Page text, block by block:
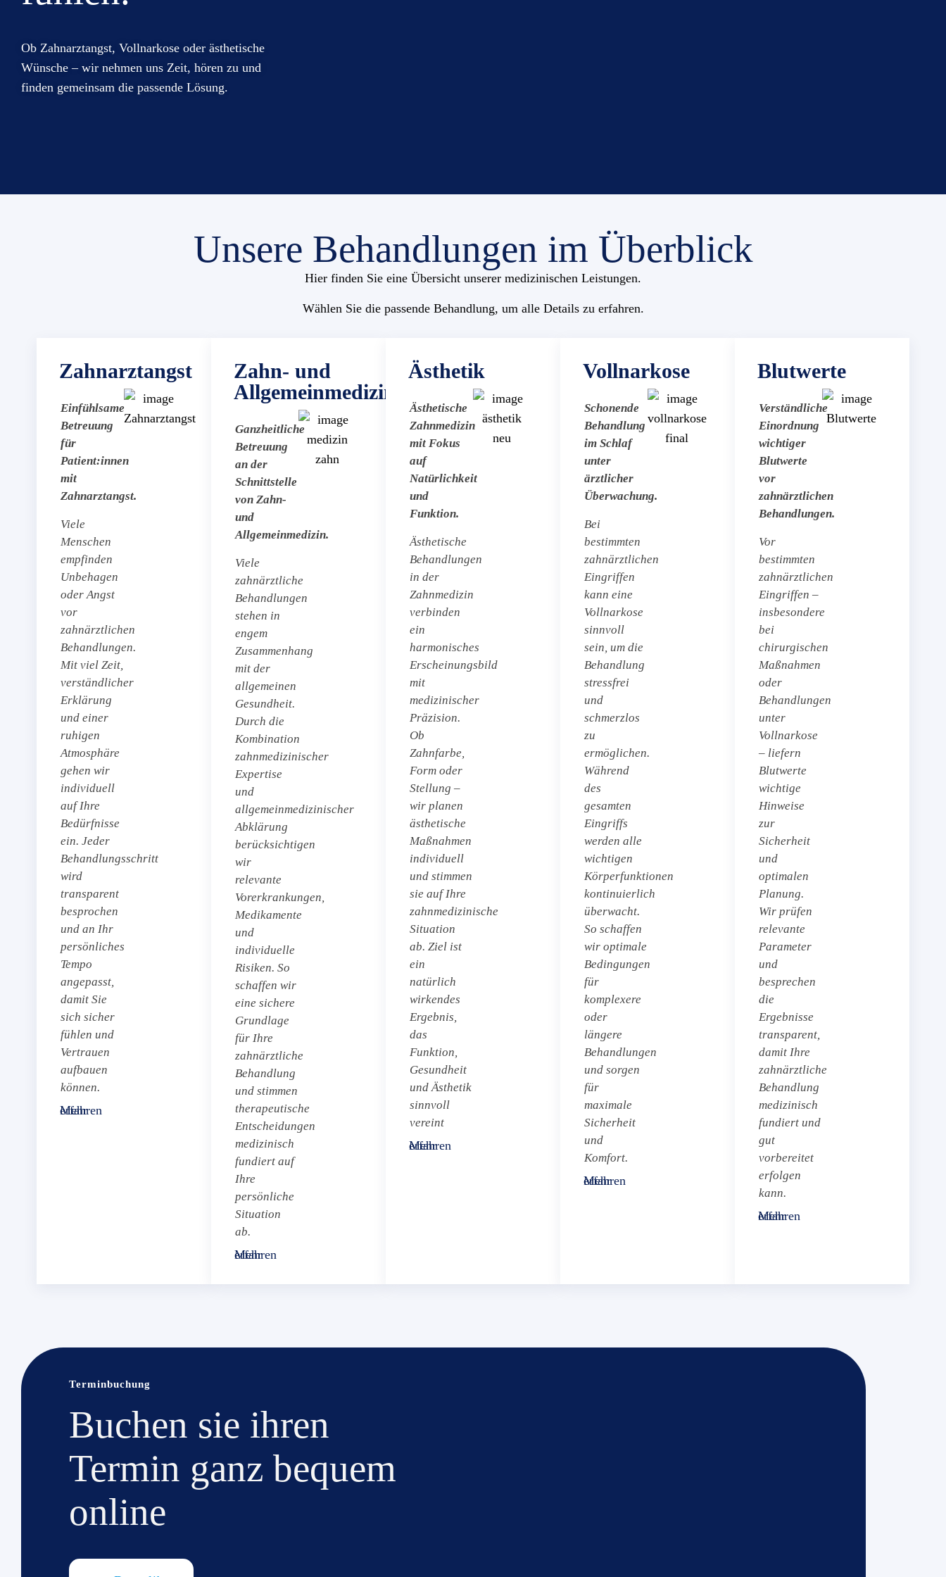
Ob Zahnarztangst, Vollnarkose oder ästhetische
Wünsche – wir nehmen uns Zeit, hören zu und
finden gemeinsam die passende Lösung.
Unsere Behandlungen im Überblick
Hier finden Sie eine Übersicht unserer medizinischen Leistungen.
Wählen Sie die passende Behandlung, um alle Details zu erfahren.
Zahnarztangst
Einfühlsame
Betreuung
für
Patient:innen
mit
Zahnarztangst.
Viele
Menschen
empfinden
Unbehagen
oder Angst
vor
zahnärztlichen
Behandlungen.
Mit viel Zeit,
verständlicher
Erklärung
und einer
ruhigen
Atmosphäre
gehen wir
individuell
auf Ihre
Bedürfnisse
ein. Jeder
Behandlungsschritt
wird
transparent
besprochen
und an Ihr
persönliches
Tempo
angepasst,
damit Sie
sich sicher
fühlen und
Vertrauen
aufbauen
können.
Mehr erfahren
Zahn- und
Allgemeinmedizin
Ganzheitliche
Betreuung
an der
Schnittstelle
von Zahn-
und
Allgemeinmedizin.
Viele
zahnärztliche
Behandlungen
stehen in
engem
Zusammenhang
mit der
allgemeinen
Gesundheit.
Durch die
Kombination
zahnmedizinischer
Expertise
und
allgemeinmedizinischer
Abklärung
berücksichtigen
wir
relevante
Vorerkrankungen,
Medikamente
und
individuelle
Risiken. So
schaffen wir
eine sichere
Grundlage
für Ihre
zahnärztliche
Behandlung
und stimmen
therapeutische
Entscheidungen
medizinisch
fundiert auf
Ihre
persönliche
Situation
ab.
Mehr erfahren
Ästhetik
Ästhetische
Zahnmedizin
mit Fokus
auf
Natürlichkeit
und
Funktion.
Ästhetische
Behandlungen
in der
Zahnmedizin
verbinden
ein
harmonisches
Erscheinungsbild
mit
medizinischer
Präzision.
Ob
Zahnfarbe,
Form oder
Stellung –
wir planen
ästhetische
Maßnahmen
individuell
und stimmen
sie auf Ihre
zahnmedizinische
Situation
ab. Ziel ist
ein
natürlich
wirkendes
Ergebnis,
das
Funktion,
Gesundheit
und Ästhetik
sinnvoll
vereint
Mehr erfahren
Vollnarkose
Schonende
Behandlung
im Schlaf
unter
ärztlicher
Überwachung.
Bei
bestimmten
zahnärztlichen
Eingriffen
kann eine
Vollnarkose
sinnvoll
sein, um die
Behandlung
stressfrei
und
schmerzlos
zu
ermöglichen.
Während
des
gesamten
Eingriffs
werden alle
wichtigen
Körperfunktionen
kontinuierlich
überwacht.
So schaffen
wir optimale
Bedingungen
für
komplexere
oder
längere
Behandlungen
und sorgen
für
maximale
Sicherheit
und
Komfort.
Mehr erfahren
Blutwerte
Verständliche
Einordnung
wichtiger
Blutwerte
vor
zahnärztlichen
Behandlungen.
Vor
bestimmten
zahnärztlichen
Eingriffen –
insbesondere
bei
chirurgischen
Maßnahmen
oder
Behandlungen
unter
Vollnarkose
– liefern
Blutwerte
wichtige
Hinweise
zur
Sicherheit
und
optimalen
Planung.
Wir prüfen
relevante
Parameter
und
besprechen
die
Ergebnisse
transparent,
damit Ihre
zahnärztliche
Behandlung
medizinisch
fundiert und
gut
vorbereitet
erfolgen
kann.
Mehr erfahren
Terminbuchung
Buchen sie ihren
Termin ganz bequem
online